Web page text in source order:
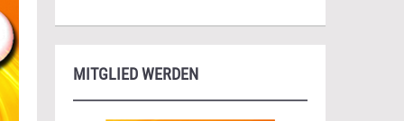
MITGLIED WERDEN